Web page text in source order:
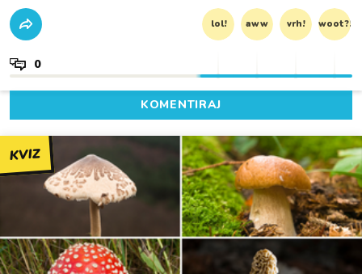
lol! aww vrh! woot?!
0
KOMENTIRAJ
KVIZ